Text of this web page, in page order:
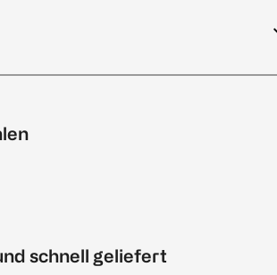
schnell geliefert